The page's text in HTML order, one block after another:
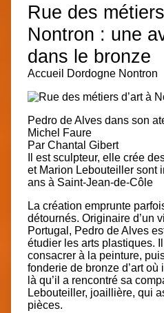
Rue des
Nontron : une
dans le bronze
Accueil Dordogne
Pedro de Alves dans son
Michel Faure
Par Chantal Gibert
Il est sculpteur, elle crée
et Marion Lebouteiller sont
ans à Saint-Jean-de-Côle
La création emprunte
détournés. Originaire d’un
Portugal, Pedro de Alves
étudier les arts plastiques.
consacrer à la peinture,
fonderie de bronze d’art où
là qu’il a rencontré sa
Lebouteiller, joaillière, qui
pièces.